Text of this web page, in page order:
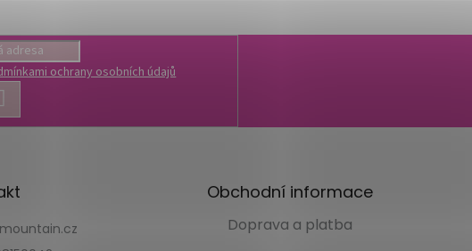
ochrany osobních údajů
SE
Obchodní informace
Doprava a platba